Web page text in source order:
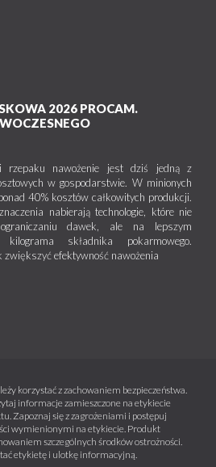
2026 PROCAM.
nawożenie jest dziś jedną z
w gospodarstwie. W minionych
40% kosztów całkowitych produkcji.
nabierają technologie, które nie
dawek, ale na lepszym
składnika pokarmowego.
zwiększyć efektywność nawożenia
korzystać z zachowaniem bezpieczeństwa.
informacje zamieszczone na etykiecie
Zapoznaj się z zagrożeniami i postępuj
wymienionymi na etykiecie. Produkt
szczególnych środków ostrożności.
etykietę i ulotkę informacyjną.